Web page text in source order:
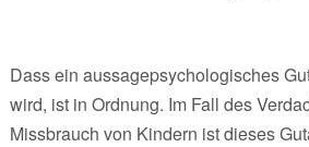
Dass ein aussagepsychologisches
wird, ist in Ordnung. Im Fall des
Missbrauch von Kindern ist dieses